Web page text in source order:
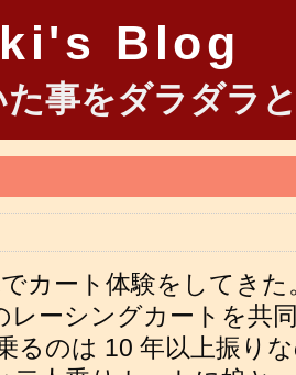
Blog
事をダラダラ
カート体験をしてきた
レーシングカートを共
るのは 10 年以上振り